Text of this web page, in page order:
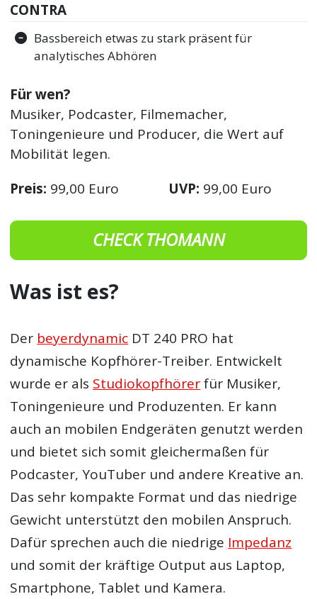
CONTRA
Bassbereich etwas zu stark präsent für
analytisches Abhören
Für wen?
Musiker, Podcaster, Filmemacher,
Toningenieure und Producer, die Wert auf
Mobilität legen.
Preis: 99,00 Euro UVP: 99,00 Euro
CHECK THOMANN
Was ist es?
Der beyerdynamic DT 240 PRO hat
dynamische Kopfhörer-Treiber. Entwickelt
wurde er als Studiokopfhörerfür Musiker,
Toningenieure und Produzenten. Er kann
auch an mobilen Endgeräten genutzt werden
und bietet sich somit gleichermaßen für
Podcaster, YouTuber und andere Kreative an.
Das sehr kompakte Format und das niedrige
Gewicht unterstützt den mobilen Anspruch.
Dafür sprechen auch die niedrige Impedanz
und somit der kräftige Output aus Laptop,
Smartphone, Tablet und Kamera.